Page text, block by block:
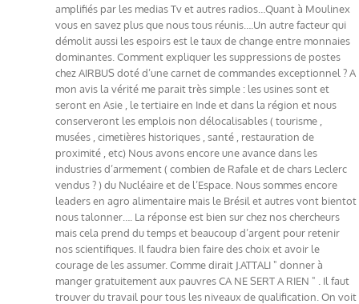
amplifiés par les medias Tv et autres radios…Quant à Moulinex
vous en savez plus que nous tous réunis….Un autre facteur qui
démolit aussi les espoirs est le taux de change entre monnaies
dominantes. Comment expliquer les suppressions de postes
chez AIRBUS doté d’une carnet de commandes exceptionnel ? A
mon avis la vérité me parait très simple : les usines sont et
seront en Asie , le tertiaire en Inde et dans la région et nous
conserveront les emplois non délocalisables ( tourisme ,
musées , cimetières historiques , santé , restauration de
proximité , etc) Nous avons encore une avance dans les
industries d’armement ( combien de Rafale et de chars Leclerc
vendus ? ) du Nucléaire et de l’Espace. Nous sommes encore
leaders en agro alimentaire mais le Brésil et autres vont bientot
nous talonner…. La réponse est bien sur chez nos chercheurs
mais cela prend du temps et beaucoup d’argent pour retenir
nos scientifiques. Il faudra bien faire des choix et avoir le
courage de les assumer. Comme dirait J.ATTALI " donner à
manger gratuitement aux pauvres CA NE SERT A RIEN " . Il faut
trouver du travail pour tous les niveaux de qualification. On voit